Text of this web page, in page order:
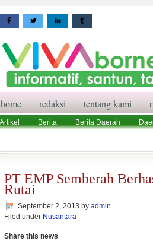
home redaksi tentang kami
Artikel Berita Berita Daerah
PT EMP Semberah
Rutai
September 2, 2013 by admin
Filed under Nusantara
Share this news